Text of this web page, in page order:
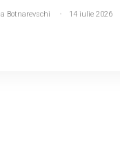
Botnarevschi 14 iulie 2026